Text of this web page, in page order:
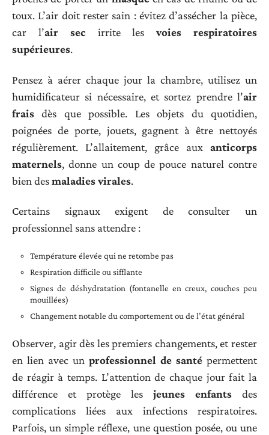
toux. L’air doit rester sain : évitez d’assécher la pièce,
car l’air sec irrite lesvoies respiratoires
supérieures.
Pensez à aérer chaque jour la chambre, utilisez un
humidificateur si nécessaire, et sortez prendre l’air
frais dès que possible. Les objets du quotidien,
poignées de porte, jouets, gagnent à être nettoyés
régulièrement. L’allaitement, grâce aux anticorps
maternels, donne un coup de pouce naturel contre
bien desmaladies virales.
Certains signaux exigent de consulter un
professionnel sans attendre :
Température élevée qui ne retombe pas
Respiration difficile ou sifflante
Signes de déshydratation (fontanelle en creux, couches peu
mouillées)
Changement notable du comportement ou de l’état général
Observer, agir dès les premiers changements, et rester
en lien avec un professionnel de santé permettent
de réagir à temps. L’attention de chaque jour fait la
différence et protège les jeunes enfants des
complications liées aux infections respiratoires.
Parfois, un simple réflexe, une question posée, ou une